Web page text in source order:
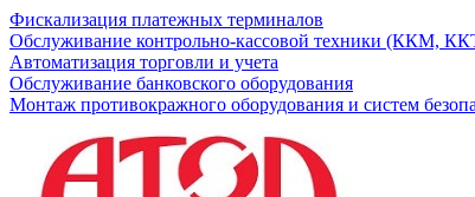
Фискализация платежных терминалов
Обслуживание контрольно-кассовой техники (ККМ,
Автоматизация торговли и учета
Обслуживание банковского оборудования
Монтаж противокражного оборудования и систем